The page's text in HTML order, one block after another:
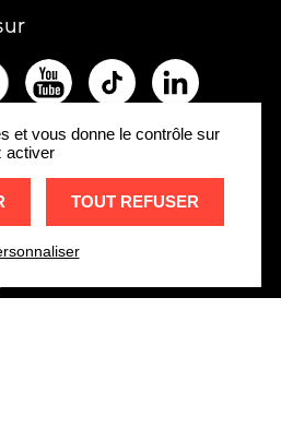
les
sociaux
:
picto-
x-
picto-
youtube
picto-
tiktok
linkedin
et vous donne le contrôle sur
activer
TOUT REFUSER